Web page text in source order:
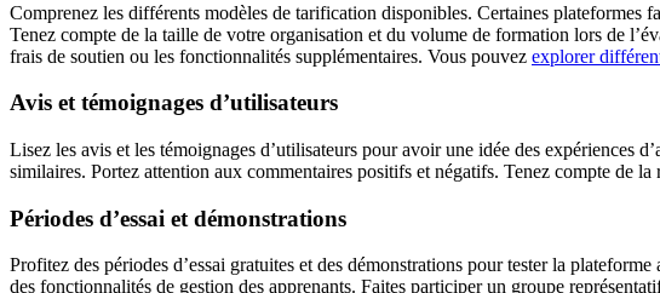
Comprenez les différents modèles de tarification disponibles. Certaines plateformes
Tenez compte de la taille de votre organisation et du volume de formation lors de
frais de soutien ou les fonctionnalités supplémentaires. Vous pouvez explorer
Avis et témoignages d’utilisateurs
Lisez les avis et les témoignages d’utilisateurs pour avoir une idée des expériences
similaires. Portez attention aux commentaires positifs et négatifs. Tenez compte de
Périodes d’essai et démonstrations
Profitez des périodes d’essai gratuites et des démonstrations pour tester la
des fonctionnalités de gestion des apprenants. Faites participer un groupe